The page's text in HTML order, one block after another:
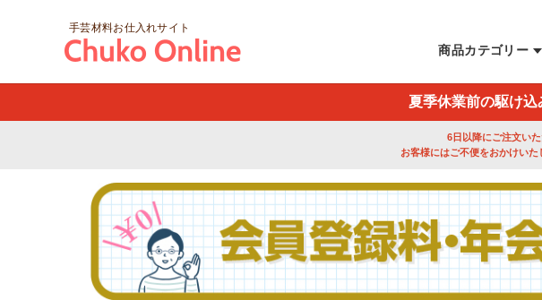
夏季休業前の駆け込
6日以降にご注文い
お客様にはご不便をおかけいた
手芸材料お仕入れサイト
商品カテゴリー